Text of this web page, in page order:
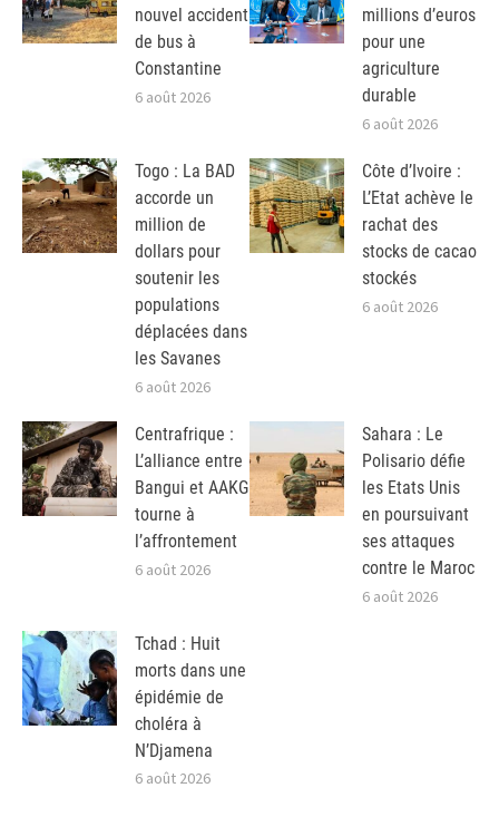
nouvel accident
de bus à
Constantine
6 août 2026
millions d’euros
pour une
agriculture
durable
6 août 2026
Togo : La BAD
accorde un
million de
dollars pour
soutenir les
populations
déplacées dans
les Savanes
6 août 2026
Côte d’Ivoire :
L’Etat achève le
rachat des
stocks de cacao
stockés
6 août 2026
Centrafrique :
L’alliance entre
Bangui et AAKG
tourne à
l’affrontement
6 août 2026
Sahara : Le
Polisario défie
les Etats Unis
en poursuivant
ses attaques
contre le Maroc
6 août 2026
Tchad : Huit
morts dans une
épidémie de
choléra à
N’Djamena
6 août 2026